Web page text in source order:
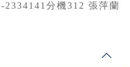
2334141分機312 張萍蘭